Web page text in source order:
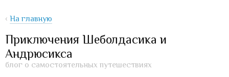
‹ На главную
Приключения Шеболдасика и
Андрюсикса
блог о самостоятельных путешествиях